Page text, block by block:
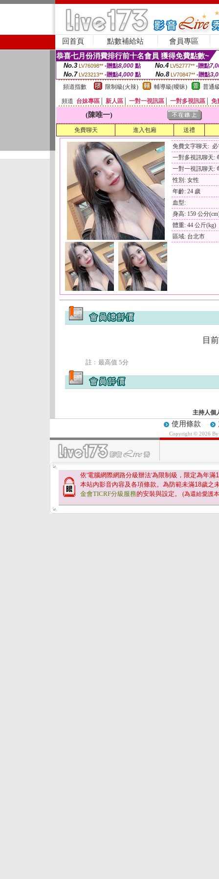
回首頁 點數補給站 會員專區
恭喜七月份消費排行前十名會員 獲得免費點數~
No.3 LV76098** -贈點8,000點 No.4 LV52777** -贈點
No.7 LV23213** -贈點4,000 點 No.8 LV70847** -贈點
頻道指數
限制級(火辣) 輔導級(曖昧) 普通
頻道 台妹專區 新人區 一對一視訊區 一對多視訊區 免
(陳唯一)
免費聊天 進入包廂 送禮
免費文字聊天:
一對多視訊聊天:
一對一視訊聊天:
性別: 女性
年齡: 24 歲
血型:
身高: 159 公分
體重: 44 公斤(kg)
區域: 台北市
目
註﹕最高值 5分
主持人個
使用條款
Copyright © 2026
依'電腦網際網路分級辦法'為限制級，限定為年滿
本站內影音內容及各項條款。為防範未滿18歲之
金會TICRF分級服務的安裝與設定。 (為還給愛護